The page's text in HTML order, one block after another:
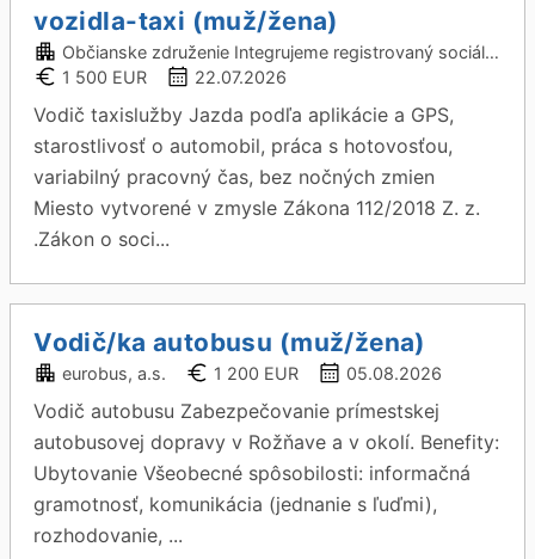
vozidla-taxi (muž/žena)
Občianske združenie Integrujeme registrovaný sociálny podnik
1 500 EUR
22.07.2026
Vodič taxislužby Jazda podľa aplikácie a GPS,
starostlivosť o automobil, práca s hotovosťou,
variabilný pracovný čas, bez nočných zmien
Miesto vytvorené v zmysle Zákona 112/2018 Z. z.
.Zákon o soci...
Vodič/ka autobusu (muž/žena)
eurobus, a.s. 1 200 EUR 05.08.2026
Vodič autobusu Zabezpečovanie prímestskej
autobusovej dopravy v Rožňave a v okolí. Benefity:
Ubytovanie Všeobecné spôsobilosti: informačná
gramotnosť, komunikácia (jednanie s ľuďmi),
rozhodovanie, ...